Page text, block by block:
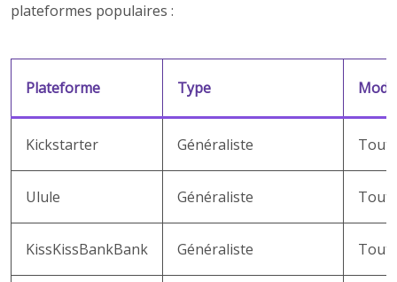
plateformes populaires :
Plateforme Type
Kickstarter Généraliste Tout
Ulule Généraliste Tout
KissKissBankBank Généraliste Tout